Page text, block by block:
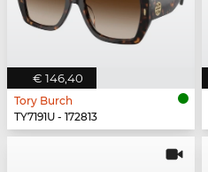
€ 146,40
Tory Burch
TY7191U - 172813